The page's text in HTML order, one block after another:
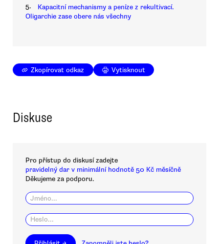
5.
Kapacitní mechanismy a peníze z rekultivací.
Oligarchie zase obere nás všechny
Zkopírovat odkaz Vytisknout
Diskuse
Pro přístup do diskusí zadejte
pravidelný dar v minimální hodnotě 50 Kč měsíčně
Děkujeme za podporu.